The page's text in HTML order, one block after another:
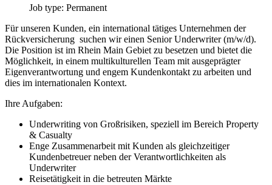
Job type: Permanent
Für unseren Kunden, ein international tätiges Unternehmen der
Rückversicherung suchen wir einen Senior Underwriter (m/w/d).
Die Position ist im Rhein Main Gebiet zu besetzen und bietet die
Möglichkeit, in einem multikulturellen Team mit ausgeprägter
Eigenverantwortung und engem Kundenkontakt zu arbeiten und
dies im internationalen Kontext.
Ihre Aufgaben:
Underwriting von Großrisiken, speziell im Bereich Property
& Casualty
Enge Zusammenarbeit mit Kunden als gleichzeitiger
Kundenbetreuer neben der Verantwortlichkeiten als
Underwriter
Reisetätigkeit in die betreuten Märkte